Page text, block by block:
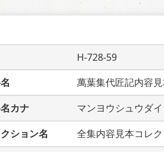
H-728-59
萬葉集代匠記内容
カナ
マンヨウシュウダ
ション名
全集内容見本コレ